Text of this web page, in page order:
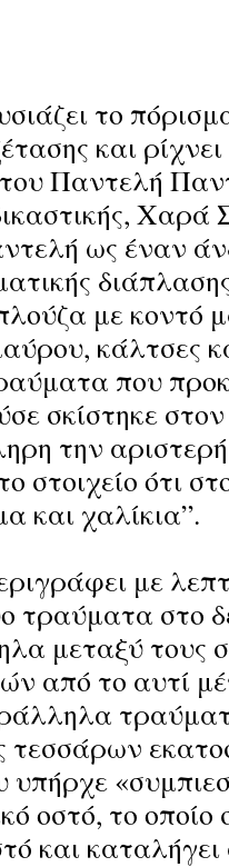
το
και
Παντελή
Χαρά
ως έναν
με κοντό
κάλτσες
που
σκίστηκε
την
στοιχείο ότι
και χαλίκια”.
με
τραύματα στο
μεταξύ τους
από το αυτί
τεσσάρων
υπήρχε
οστό, το οποίο
και καταλήγει